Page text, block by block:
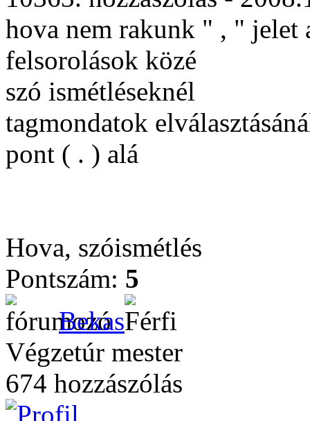
hova nem rakunk " , " jelet
felsorolások közé
szó ismétléseknél
tagmondatok
pont ( . ) alá
Hova, szóismétlés
Pontszám: 5
Bekas
Végzetúr mester
674 hozzászólás